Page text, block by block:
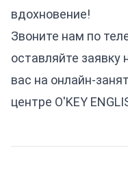
вдохновение!
Звоните нам по
оставляйте
вас на онлайн-
центре O'KEY